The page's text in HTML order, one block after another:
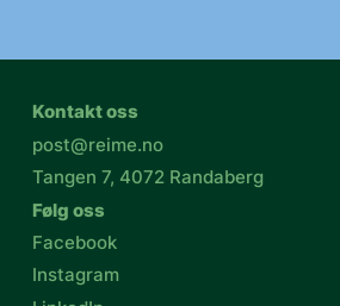
Kontakt oss
post@reime.no
Tangen 7, 4072 Randaberg
Følg oss
Facebook
Instagram